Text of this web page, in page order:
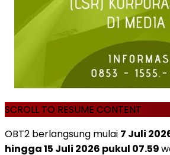
SCROLL TO RESUME CONTENT
OBT2 berlangsung mulai 7 Juli
hingga 15 Juli 2026 pukul 07.59